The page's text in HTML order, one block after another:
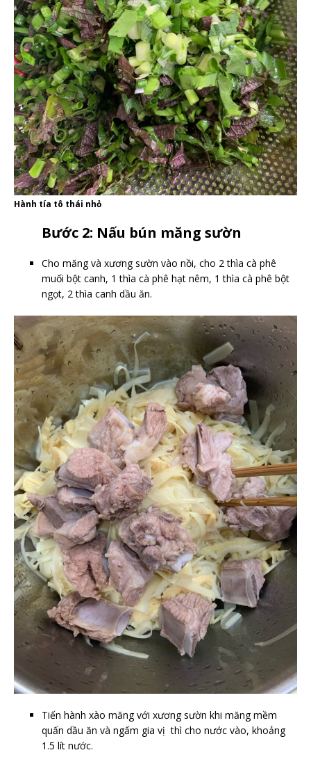
Hành tía tô thái nhỏ
Bước 2: Nấu bún măng sườn
Cho măng và xương sườn vào nồi, cho 2 thìa cà phê
muối bột canh, 1 thìa cà phê hạt nêm, 1 thìa cà phê bột
ngọt, 2 thìa canh dầu ăn.
Tiến hành xào măng với xương sườn khi măng mềm
quấn dầu ăn và ngấm gia vị thì cho nước vào, khoảng
1.5 lít nước.